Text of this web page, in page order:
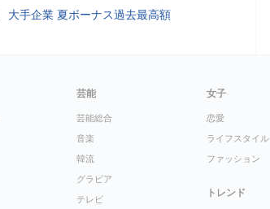
大手企業 夏ボーナス過去最高額
芸能
芸能総合
音楽
韓流
グラビア
テレビ
女子
恋愛
ライフスタイル
ファッション
トレンド